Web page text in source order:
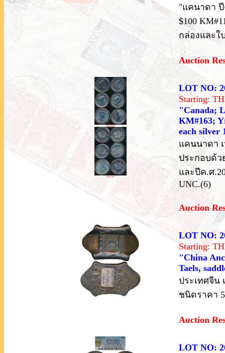
"แคนาดา ปี
$100
กล่องและใ
Auction
LOT NO:
Starting:
"Canada;
KM#163;
each silver
แคนนาดา
ประกอบด้ว
และปีค.ศ
UNC.(6)
Auction
LOT NO:
Starting:
"China
Taels,
ประเทศจีน
ชนิดราคา
Auction
LOT NO: